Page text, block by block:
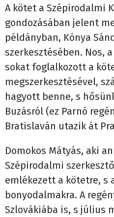
A kötet a Szépirodalmi
gondozásában jelent
példányban, Kónya
szerkesztésében. Nos,
sokat foglalkozott a
megszerkesztésével,
hagyott benne, s
Buzásról (ez Parnó
Bratislaván utazik át
Domokos Mátyás, aki
Szépirodalmi
emlékezett a kötetre, s
bonyodalmakra. A
Szlovákiába is, s július